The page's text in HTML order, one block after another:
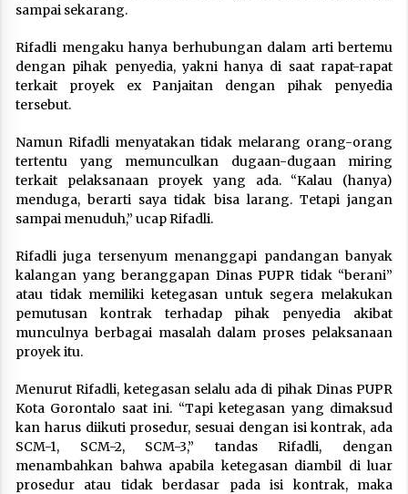
sampai sekarang.
Rifadli mengaku hanya berhubungan dalam arti bertemu
dengan pihak penyedia, yakni hanya di saat rapat-rapat
terkait proyek ex Panjaitan dengan pihak penyedia
tersebut.
Namun Rifadli menyatakan tidak melarang orang-orang
tertentu yang memunculkan dugaan-dugaan miring
terkait pelaksanaan proyek yang ada. “Kalau (hanya)
menduga, berarti saya tidak bisa larang. Tetapi jangan
sampai menuduh,” ucap Rifadli.
Rifadli juga tersenyum menanggapi pandangan banyak
kalangan yang beranggapan Dinas PUPR tidak “berani”
atau tidak memiliki ketegasan untuk segera melakukan
pemutusan kontrak terhadap pihak penyedia akibat
munculnya berbagai masalah dalam proses pelaksanaan
proyek itu.
Menurut Rifadli, ketegasan selalu ada di pihak Dinas PUPR
Kota Gorontalo saat ini. “Tapi ketegasan yang dimaksud
kan harus diikuti prosedur, sesuai dengan isi kontrak, ada
SCM-1, SCM-2, SCM-3,” tandas Rifadli, dengan
menambahkan bahwa apabila ketegasan diambil di luar
prosedur atau tidak berdasar pada isi kontrak, maka